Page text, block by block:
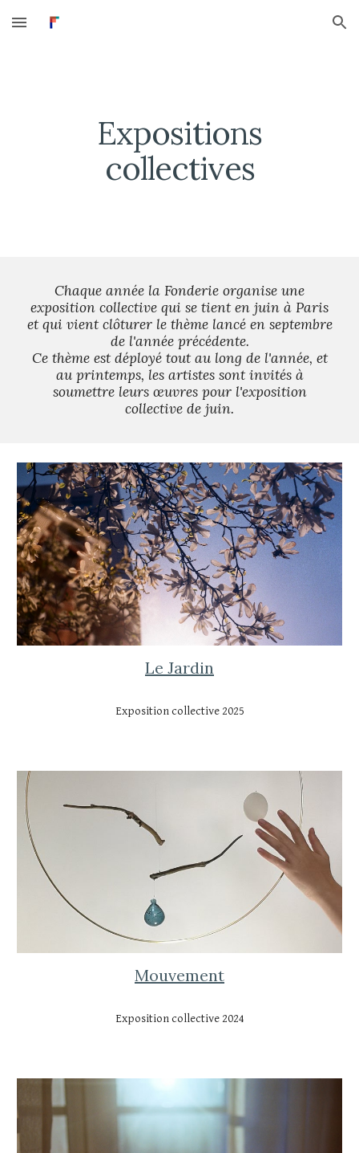
Skip to main content Skip to navigation
Expositions
collectives
Chaque année la Fonderie organise une
exposition collective qui se tient en juin à Paris
et qui vient clôturer le thème lancé en septembre
de l'année précédente.
Ce thème est déployé tout au long de l'année, et
au printemps, les artistes sont invités à
soumettre leurs œuvres pour l'exposition
collective de juin.
Le Jardin
Exposition collective 2025
Mouvement
Exposition collective 2024